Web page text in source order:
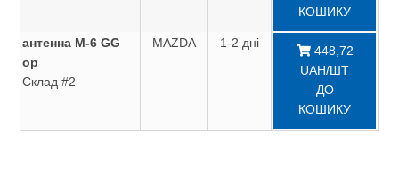
КОШИКУ
антенна M-6 GG
ор
Склад #2
MAZDA 1-2 дні
448,72
UAH/ШТ
ДО
КОШИКУ